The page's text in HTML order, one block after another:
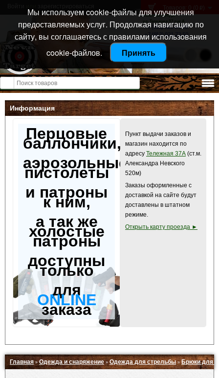
Санкт-Петербург
ул. Тележная 37 лит А
+7 (911) 021-04-08
+7 (812) 921-73-50
Товаров: 0 (0 p )
Открыть меню
Информация
Перцовые
баллончики,
аэрозольные
пистолеты
и патроны
к ним,
а так же
холостые
патроны
доступны
только
для
ONLINE
заказа
Пункт выдачи заказов и
магазин находится по
адресу Тележная 37А (ст.м.
Александра Невского
520м)
Заказы оформленные с
доставкой на сайте будут
доставлены в штатном
режиме.
Открыть карту проезда ►
Главная»Одежда и снаряжение » Одежда для стрельбы»Брюки для
Мы используем cookie-файлы для улучшения
предоставляемых услуг. Продолжая навигацию по
сайту, вы соглашаетесь с правилами использования
cookie-файлов.
Принять